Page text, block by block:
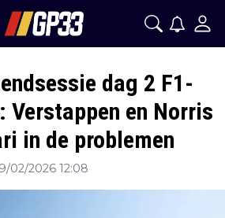
dag 2 F1-
Verstappen en Norris
in de problemen
02/2026 12:08